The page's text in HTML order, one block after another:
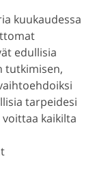
kuukaudessa
edullisia
tutkimisen,
tarpeidesi
kaikilta